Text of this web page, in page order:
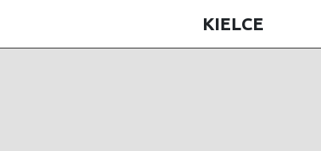
KIELCE